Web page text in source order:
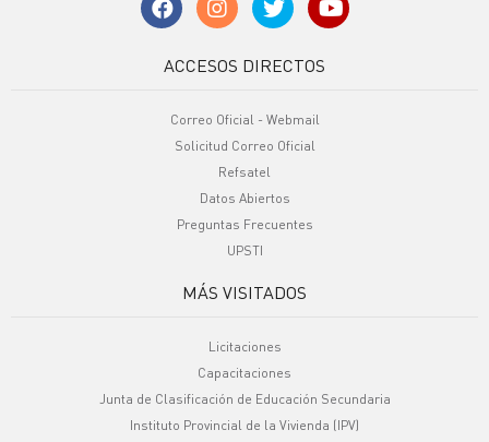
ACCESOS DIRECTOS
Correo Oficial - Webmail
Solicitud Correo Oficial
Refsatel
Datos Abiertos
Preguntas Frecuentes
UPSTI
MÁS VISITADOS
Licitaciones
Capacitaciones
Junta de Clasificación de Educación Secundaria
Instituto Provincial de la Vivienda (IPV)